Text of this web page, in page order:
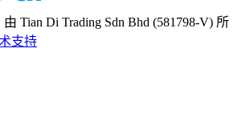
Tian Di Trading Sdn Bhd (581798-V) 所
支持